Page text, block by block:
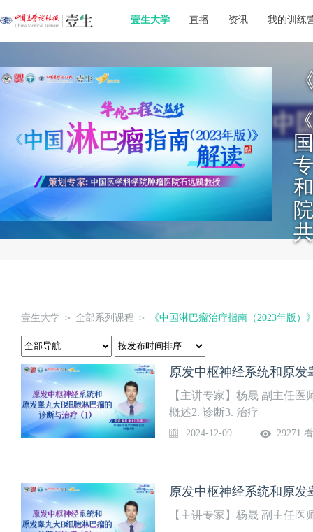
壹生大学 直播 资讯 我的训练
壹生大学 ＞ 全部系列课程 ＞ 《中国淋巴瘤治疗指南（2023年版）
【主讲专家】杨晟 副主任
概述2. 诊断3. 治疗
2024-12-09 29271
【主讲专家】杨晟 副主任